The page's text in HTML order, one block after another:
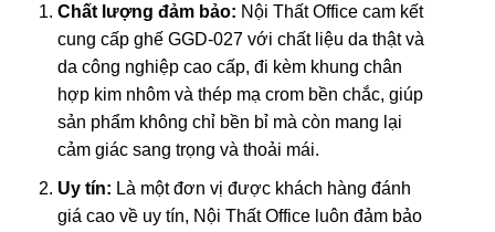
Chất lượng đảm bảo: Nội Thất Office cam kết
cung cấp ghế GGD-027 với chất liệu da thật và
da công nghiệp cao cấp, đi kèm khung chân
hợp kim nhôm và thép mạ crom bền chắc, giúp
sản phẩm không chỉ bền bỉ mà còn mang lại
cảm giác sang trọng và thoải mái.
Uy tín: Là một đơn vị được khách hàng đánh
giá cao về uy tín, Nội Thất Office luôn đảm bảo